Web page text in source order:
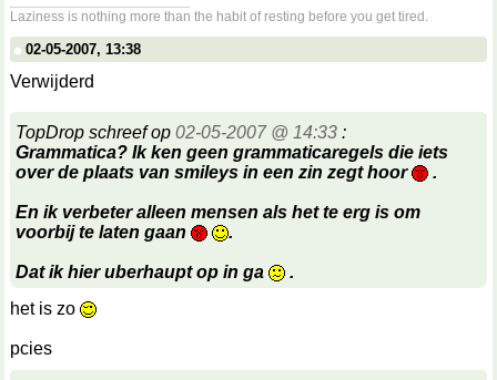
Laziness is nothing more than the habit of resting before you get tired.
02-05-2007, 13:38
Verwijderd
TopDrop schreef op 02-05-2007 @ 14:33 :
Grammatica? Ik ken geen grammaticaregels die iets
over de plaats van smileys in een zin zegt hoor
.
En ik verbeter alleen mensen als het te erg is om
voorbij te laten gaan
.
Dat ik hier uberhaupt op in ga
.
het is zo
pcies